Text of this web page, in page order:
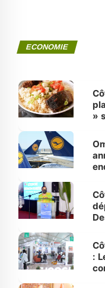
ECONOMIE
»
: Les architectes invités à